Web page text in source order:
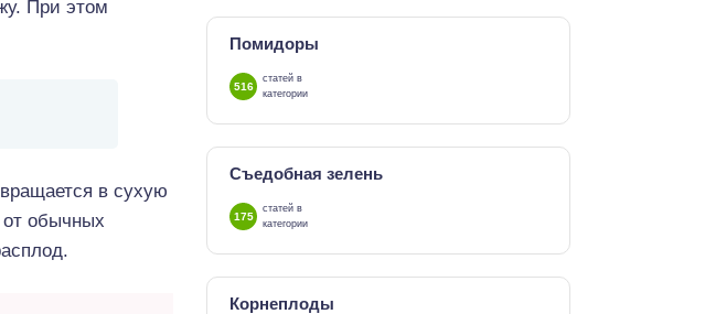
При этом
в сухую
обычных
Помидоры
516
статей в
категории
Съедобная зелень
175
статей в
категории
Корнеплоды